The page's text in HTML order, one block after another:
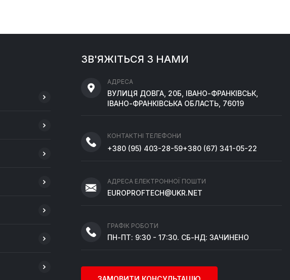
ЗВ'ЯЖІТЬСЯ З НАМИ
АДРЕСА
ВУЛИЦЯ ДОВГА, 20Б, ІВАНО-ФРАНКІВСЬК,
ІВАНО-ФРАНКІВСЬКА ОБЛАСТЬ, 76019
КОНТАКТНІ ТЕЛЕФОНИ
+380 (95) 403-28-59+380 (67) 341-05-22
АДРЕСА ЕЛЕКТРОННОЇ ПОШТИ
EUROPROFTECH@UKR.NET
ГРАФІК РОБОТИ
ПН-ПТ: 9:30 - 17:30. СБ-НД: ЗАЧИНЕНО